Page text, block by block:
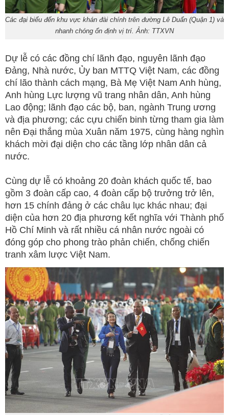
Các đại biểu đến khu vực khán đài chính trên đường Lê Duẩn (Quận 1) và
nhanh chóng ổn định vị trí. Ảnh: TTXVN
Dự lễ có các đồng chí lãnh đạo, nguyên lãnh đạo
Đảng, Nhà nước, Ủy ban MTTQ Việt Nam, các đồng
chí lão thành cách mạng, Bà Mẹ Việt Nam Anh hùng,
Anh hùng Lực lượng vũ trang nhân dân, Anh hùng
Lao động; lãnh đạo các bộ, ban, ngành Trung ương
và địa phương; các cựu chiến binh từng tham gia làm
nên Đại thắng mùa Xuân năm 1975, cùng hàng nghìn
khách mời đại diện cho các tầng lớp nhân dân cả
nước.
Cùng dự lễ có khoảng 20 đoàn khách quốc tế, bao
gồm 3 đoàn cấp cao, 4 đoàn cấp bộ trưởng trở lên,
hơn 15 chính đảng ở các châu lục khác nhau; đại
diện của hơn 20 địa phương kết nghĩa với Thành phố
Hồ Chí Minh và rất nhiều cá nhân nước ngoài có
đóng góp cho phong trào phản chiến, chống chiến
tranh xâm lược Việt Nam.